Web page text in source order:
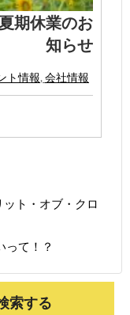
期休業のお
知らせ
ト情報, 会社情報
ト・オブ・クロ
って！？
索する